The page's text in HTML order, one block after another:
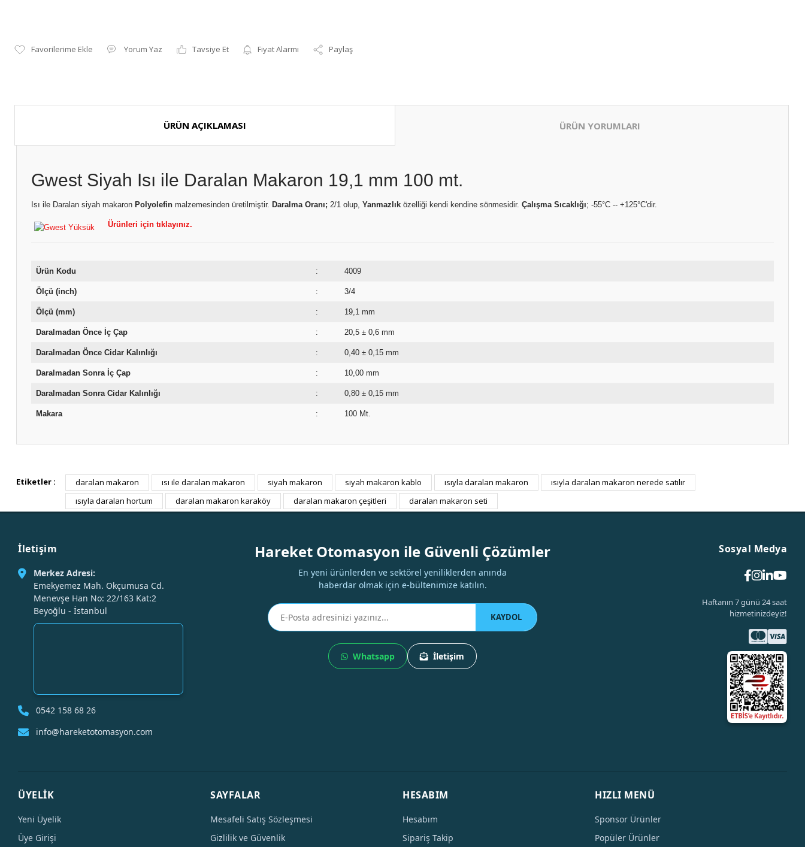
Yorum Yaz Tavsiye Et Fiyat Alarmı Paylaş
ÜRÜN AÇIKLAMASI ÜRÜN YORUMLARI
Gwest Siyah Isı ile Daralan Makaron 19,1 mm 100 mt.
Isı ile Daralan siyah makaron Polyolefin malzemesinden üretilmiştir. Daralma Oranı; 2/1 olup, Yanmazlık özelliği kendi kendine sönmesidir. Çalışma Sıcaklığı; -55°C -- +125°C'dir.
Ürünleri için tıklayınız.
Ürün Kodu : 4009
Ölçü (inch) : 3/4
Ölçü (mm) : 19,1 mm
Daralmadan Önce İç Çap : 20,5 ± 0,6 mm
Daralmadan Önce Cidar Kalınlığı : 0,40 ± 0,15 mm
Daralmadan Sonra İç Çap : 10,00 mm
Daralmadan Sonra Cidar Kalınlığı : 0,80 ± 0,15 mm
Makara : 100 Mt.
Bu ürüne ilk yorumu siz yapın!
Etiketler : daralan makaron ısı ile daralan makaron siyah makaron siyah makaron kablo ısıyla daralan makaron
ısıyla daralan makaron nerede satılır
ısıyla daralan hortum
daralan makaron karaköy daralan makaron çeşitleri daralan makaron seti
İletişim
Merkez Adresi:
Emekyemez Mah. Okçumusa Cd.
Menevşe Han No: 22/163 Kat:2
Beyoğlu - İstanbul
0542 158 68 26
info@hareketotomasyon.com
Hareket Otomasyon ile Güvenli Çözümler
En yeni ürünlerden ve sektörel yeniliklerden anında
haberdar olmak için e-bültenimize katılın.
KAYDOL
Whatsapp İletişim
Sosyal Medya
Haftanın 7 günü 24 saat
hizmetinizdeyiz!
ÜYELİK
Yeni Üyelik
Üye Girişi
SAYFALAR
Mesafeli Satış Sözleşmesi
Gizlilik ve Güvenlik
HESABIM
Hesabım
Sipariş Takip
HIZLI MENÜ
Sponsor Ürünler
Popüler Ürünler